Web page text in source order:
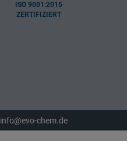
ISO 9001:2015
ZERTIFIZIERT
info@evo-chem.de